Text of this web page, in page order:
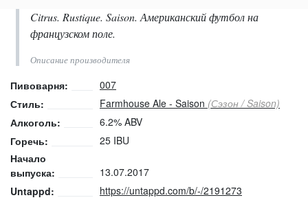
Citrus. Rustique. Saison. Американский футбол на
французском поле.
Описание производителя
Пивоварня:
007
Стиль:
Farmhouse Ale - Saison (Сэзон / Saison)
Алкоголь:
6.2% ABV
Горечь:
25 IBU
Начало
выпуска:
13.07.2017
Untappd:
https://untappd.com/b/-/2191273